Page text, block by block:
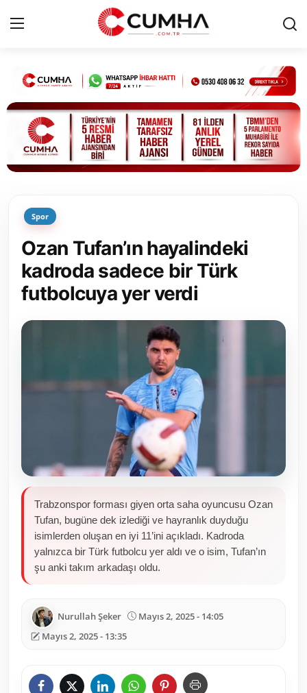
Kurumsal
Cumhurbaşkanlığı
Bakanlıklar
Siyasi Partiler
Yerel Yönetimler
Mülki İdare
Toplum ve Yaşam
Kamu Kurumları ve Üst Kurullar
Spor
Ozan Tufan’ın hayalindeki
kadroda sadece bir Türk
futbolcuya yer verdi
Trabzonspor forması giyen orta saha oyuncusu Ozan
Tufan, bugüne dek izlediği ve hayranlık duyduğu
isimlerden oluşan en iyi 11’ini açıkladı. Kadroda
yalnızca bir Türk futbolcu yer aldı ve o isim, Tufan’ın
şu anki takım arkadaşı oldu.
Nurullah Şeker
Mayıs 2, 2025 - 14:05
Mayıs 2, 2025 - 13:35